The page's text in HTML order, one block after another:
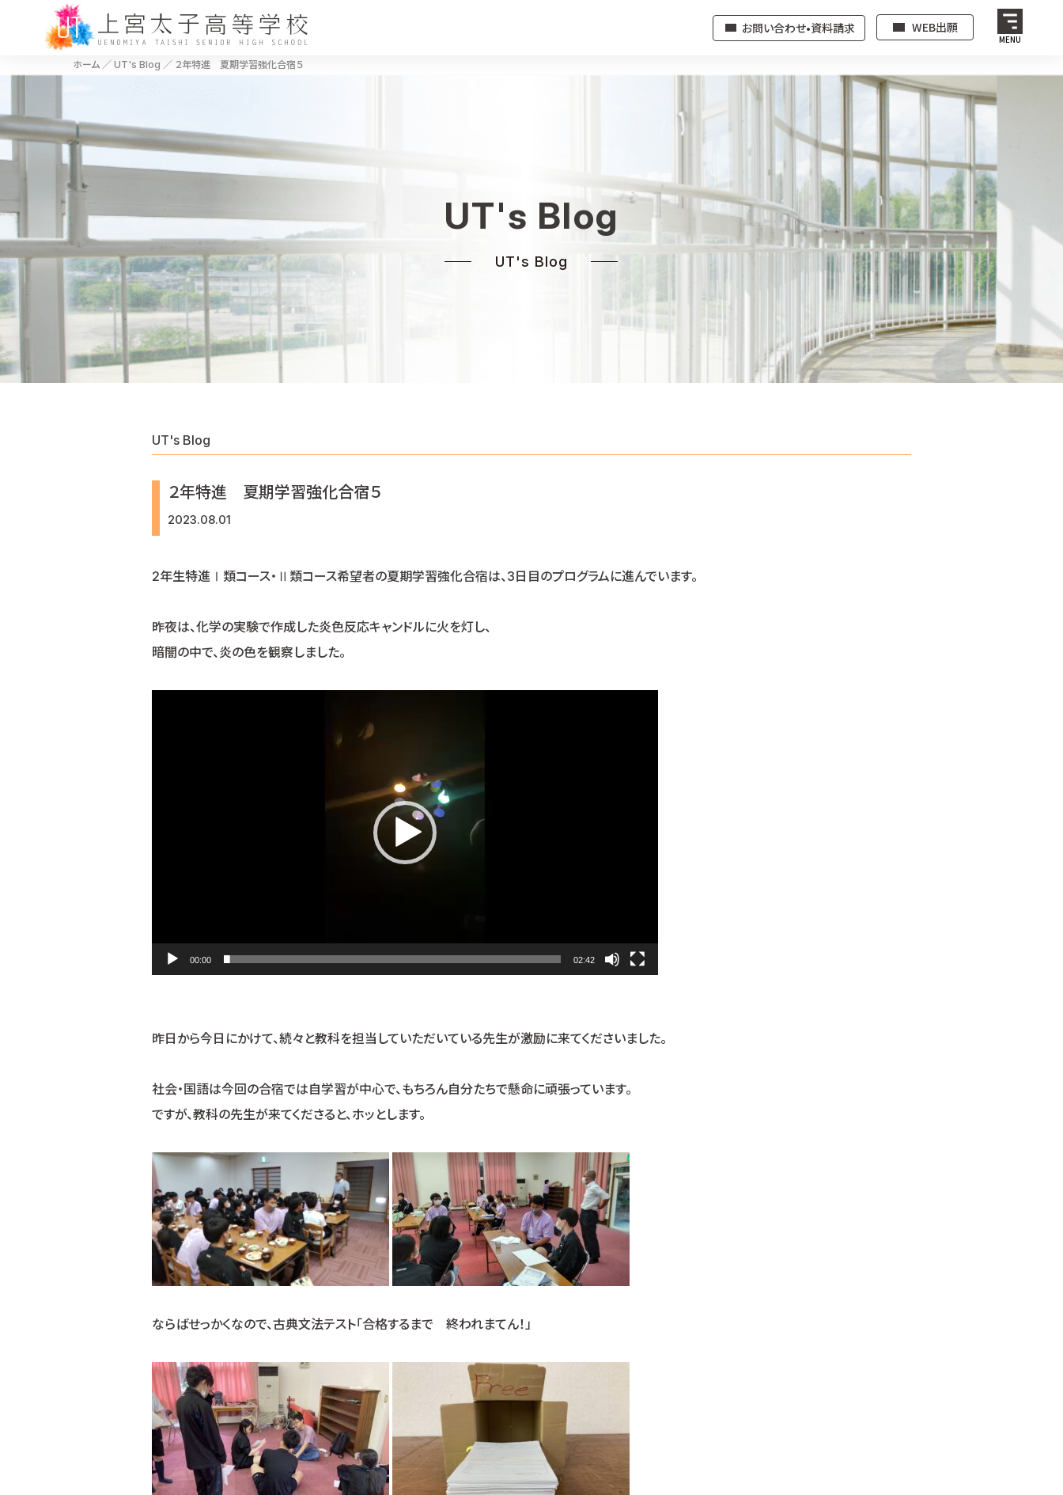
お問い合わせ•資料請求 WEB出願
MENU
ホーム ／ UT's Blog ／ ２年特進 夏期学習強化合宿５
UT's Blog
UT's Blog
２年特進 夏期学習強化合宿５
2023.08.01
2年生特進Ⅰ類コース・Ⅱ類コース希望者の夏期学習強化合宿は、3日目のプログラムに進んでいます。
昨夜は、化学の実験で作成した炎色反応キャンドルに火を灯し、
暗闇の中で、炎の色を観察しました。
00:00 02:42
昨日から今日にかけて、続々と教科を担当していただいている先生が激励に来てくださいました。
社会・国語は今回の合宿では自学習が中心で、もちろん自分たちで懸命に頑張っています。
ですが、教科の先生が来てくださると、ホッとします。
ならばせっかくなので、古典文法テスト「合格するまで 終われまてん！」